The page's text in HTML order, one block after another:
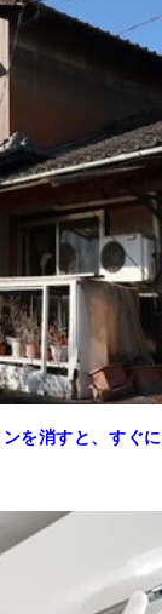
を消すと、すぐに